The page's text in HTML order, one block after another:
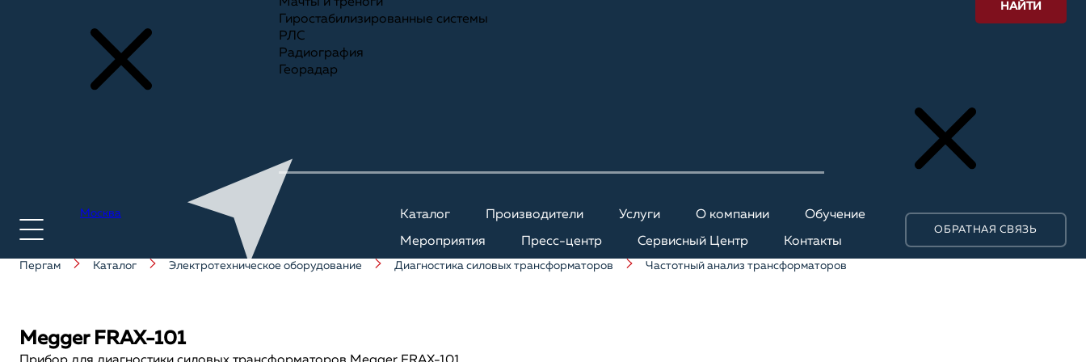
Москва Каталог Производители Услуги О компании Обучение
Мероприятия Пресс-центр Сервисный Центр Контакты
ОБРАТНАЯ СВЯЗЬ
Гиростабилизированные системы
РЛС
Радиография
Георадар
НАЙТИ
Пергам Каталог Электротехническое оборудование Диагностика силовых трансформаторов Частотный анализ трансформаторов
Megger FRAX-101